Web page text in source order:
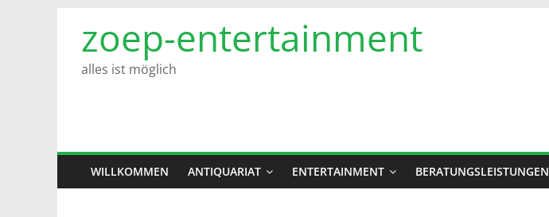
Inhalt
springen
zoep-entertainment
alles ist möglich
WILLKOMMEN ANTIQUARIAT ENTERTAINMENT BERATUNGSLEISTUNGEN